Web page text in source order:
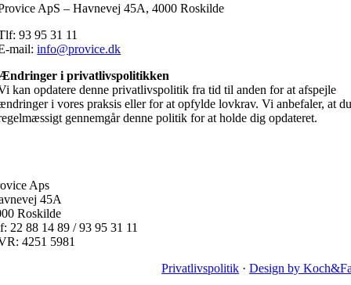
ApS – Havnevej 45A, 4000 Roskilde
93 95 31 11
mail:info@provice.dk
i privatlivspolitikken
kan opdatere denne privatlivspolitik fra tid til anden for at afspejle
i vores praksis eller for at opfylde lovkrav. Vi anbefaler, at
gennemgår denne politik for at holde dig opdateret.
Aps
45A
Roskilde
22 88 14 89 / 93 95 31 11
4251 5981
Privatlivspolitik ·Design by